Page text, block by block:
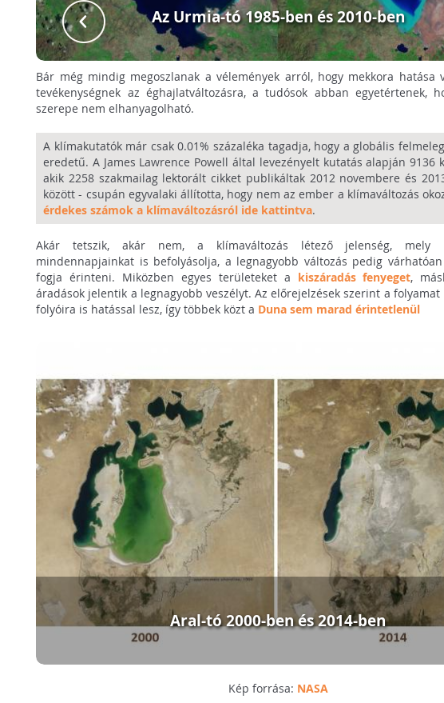
Az Urmia-tó 1985-ben és 2010-ben
Bár még mindig megoszlanak a vélemények arról, hogy mekkora hatása
tevékenységnek az éghajlatváltozásra, a tudósok abban egyetértenek,
szerepe nem elhanyagolható.
A klímakutatók már csak 0.01% százaléka tagadja, hogy a globális
eredetű. A James Lawrence Powell által levezényelt kutatás alapján 9136
akik 2258 szakmailag lektorált cikket publikáltak 2012 novembere és
között - csupán egyvalaki állította, hogy nem az ember a klímaváltozás
érdekes számok a klímaváltozásról ide kattintva.
Akár tetszik, akár nem, a klímaváltozás létező jelenség, mely
mindennapjainkat is befolyásolja, a legnagyobb változás pedig
fogja érinteni. Miközben egyes területeket a kiszáradás fenyeget,
áradások jelentik a legnagyobb veszélyt. Az előrejelzések szerint a folyamat
folyóira is hatással lesz, így többek közt a Duna sem marad érintetlenül
Aral-tó 2000-ben és 2014-ben
Kép forrása: NASA